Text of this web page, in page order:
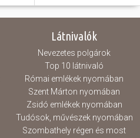
Látnivalók
Nevezetes polgárok
Top 10 látnivaló
Római emlékek nyomában
Szent Márton nyomában
Zsidó emlékek nyomában
Tudósok, művészek nyomában
Szombathely régen és most